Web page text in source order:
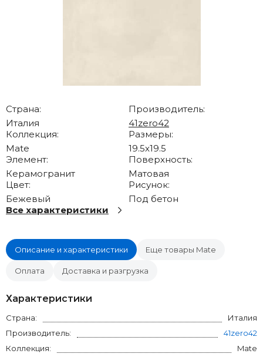
Страна:
Италия
Производитель:
41zero42
Коллекция:
Mate
Размеры:
19.5x19.5
Элемент:
Керамогранит
Поверхность:
Матовая
Цвет:
Бежевый
Рисунок:
Под бетон
Все характеристики
Описание и характеристики Еще товары Mate
Оплата Доставка и разгрузка
Характеристики
Страна:
Италия
Производитель:
41zero42
Коллекция:
Mate